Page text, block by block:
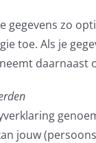
gegevens zo
toe. Als je
daarnaast
jouw